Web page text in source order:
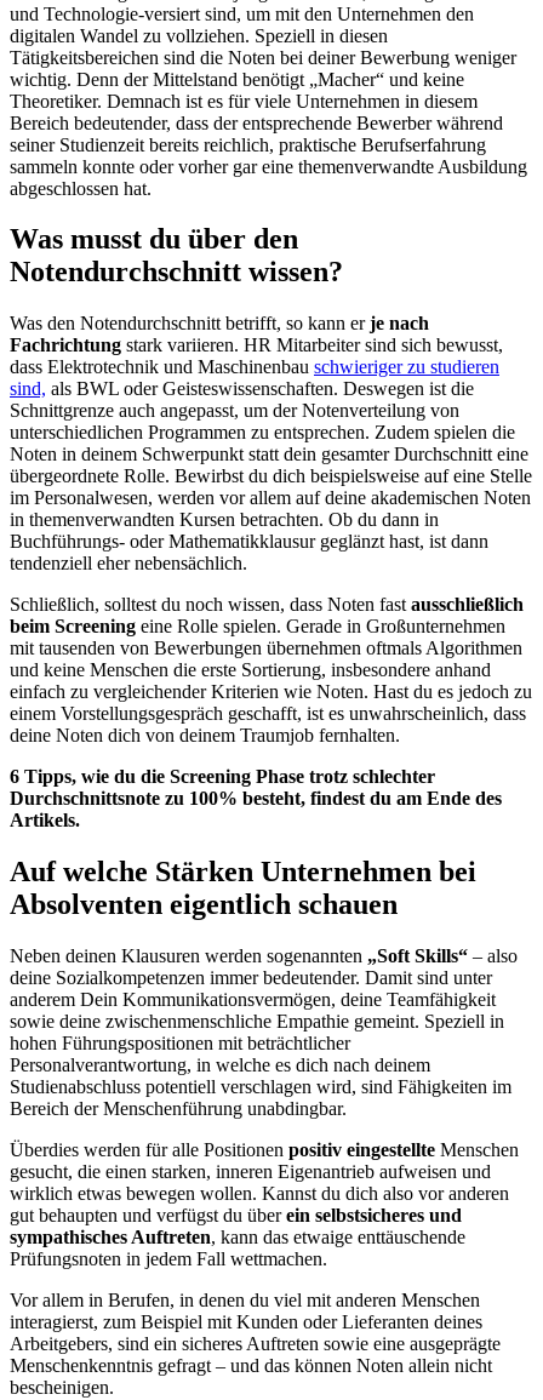
und Technologie-versiert sind, um mit den Unternehmen den
digitalen Wandel zu vollziehen. Speziell in diesen
Tätigkeitsbereichen sind die Noten bei deiner Bewerbung weniger
wichtig. Denn der Mittelstand benötigt „Macher“ und keine
Theoretiker. Demnach ist es für viele Unternehmen in diesem
Bereich bedeutender, dass der entsprechende Bewerber während
seiner Studienzeit bereits reichlich, praktische Berufserfahrung
sammeln konnte oder vorher gar eine themenverwandte Ausbildung
abgeschlossen hat.
Was musst du über den
Notendurchschnitt wissen?
Was den Notendurchschnitt betrifft, so kann erje nach
Fachrichtung stark variieren. HR Mitarbeiter sind sich bewusst,
dass Elektrotechnik und Maschinenbau schwieriger zu studieren
sind, als BWL oder Geisteswissenschaften. Deswegen ist die
Schnittgrenze auch angepasst, um der Notenverteilung von
unterschiedlichen Programmen zu entsprechen. Zudem spielen die
Noten in deinem Schwerpunkt statt dein gesamter Durchschnitt eine
übergeordnete Rolle. Bewirbst du dich beispielsweise auf eine Stelle
im Personalwesen, werden vor allem auf deine akademischen Noten
in themenverwandten Kursen betrachten. Ob du dann in
Buchführungs- oder Mathematikklausur geglänzt hast, ist dann
tendenziell eher nebensächlich.
Schließlich, solltest du noch wissen, dass Noten fast ausschließlich
beim Screening eine Rolle spielen. Gerade in Großunternehmen
mit tausenden von Bewerbungen übernehmen oftmals Algorithmen
und keine Menschen die erste Sortierung, insbesondere anhand
einfach zu vergleichender Kriterien wie Noten. Hast du es jedoch zu
einem Vorstellungsgespräch geschafft, ist es unwahrscheinlich, dass
deine Noten dich von deinem Traumjob fernhalten.
6 Tipps, wie du die Screening Phase trotz schlechter
Durchschnittsnote zu 100% besteht, findest du am Ende des
Artikels.
Auf welche Stärken Unternehmen bei
Absolventen eigentlich schauen
Neben deinen Klausuren werden sogenannten „Soft Skills“ – also
deine Sozialkompetenzen immer bedeutender. Damit sind unter
anderem Dein Kommunikationsvermögen, deine Teamfähigkeit
sowie deine zwischenmenschliche Empathie gemeint. Speziell in
hohen Führungspositionen mit beträchtlicher
Personalverantwortung, in welche es dich nach deinem
Studienabschluss potentiell verschlagen wird, sind Fähigkeiten im
Bereich der Menschenführung unabdingbar.
Überdies werden für alle Positionen positiv eingestellte Menschen
gesucht, die einen starken, inneren Eigenantrieb aufweisen und
wirklich etwas bewegen wollen. Kannst du dich also vor anderen
gut behaupten und verfügst du überein selbstsicheres und
sympathisches Auftreten, kann das etwaige enttäuschende
Prüfungsnoten in jedem Fall wettmachen.
Vor allem in Berufen, in denen du viel mit anderen Menschen
interagierst, zum Beispiel mit Kunden oder Lieferanten deines
Arbeitgebers, sind ein sicheres Auftreten sowie eine ausgeprägte
Menschenkenntnis gefragt – und das können Noten allein nicht
bescheinigen.